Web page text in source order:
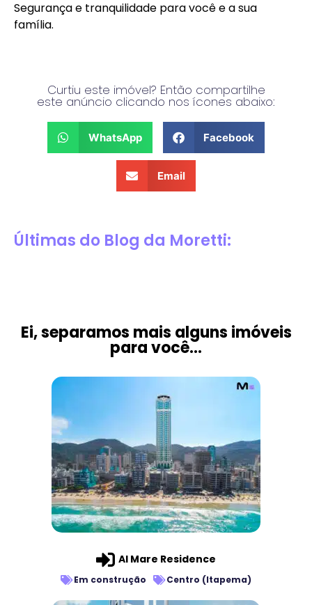
Segurança e tranquilidade para você e a sua
família.
Curtiu este imóvel? Então compartilhe
este anúncio clicando nos ícones abaixo:
WhatsApp Facebook
Email
Últimas do Blog da Moretti:
Ei, separamos mais alguns imóveis
para você...
Al Mare Residence
Em construção Centro (Itapema)